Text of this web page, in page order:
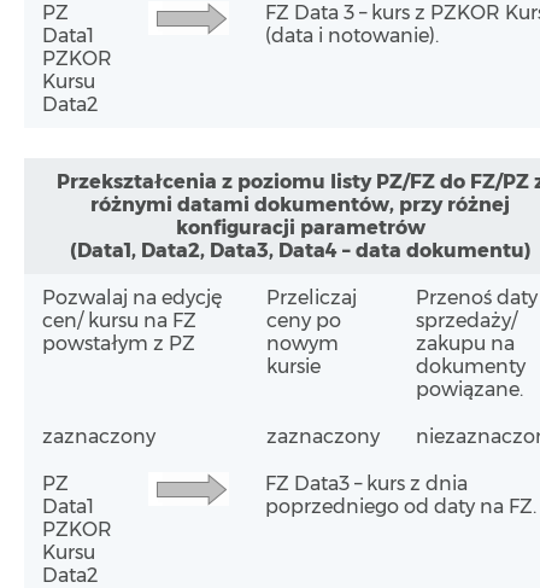
PZ
Data1
PZKOR
Kursu
Data2
FZ Data 3 – kurs z PZKOR
(data i notowanie).
Przekształcenia z poziomu listy PZ/FZ do FZ/PZ
różnymi datami dokumentów, przy różnej
konfiguracji parametrów
(Data1, Data2, Data3, Data4 – data dokumentu)
Pozwalaj na edycję
cen/ kursu na FZ
powstałym z PZ
Przeliczaj
ceny po
nowym
kursie
Przenoś daty
sprzedaży/
zakupu na
dokumenty
powiązane.
zaznaczony zaznaczony
PZ
Data1
PZKOR
Kursu
Data2
FZ Data3 – kurs z dnia
poprzedniego od daty na FZ.